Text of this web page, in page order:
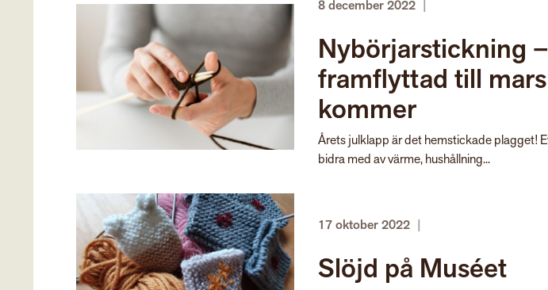
8 december 2022
Nybörjarstickning
framflyttad till
kommer
Årets julklapp är det hemstickade plagget!
bidra med av värme, hushållning...
17 oktober 2022
Slöjd på Muséet